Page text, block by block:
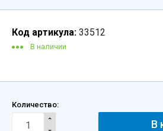
Код артикула: 33512
В наличии
Количество: